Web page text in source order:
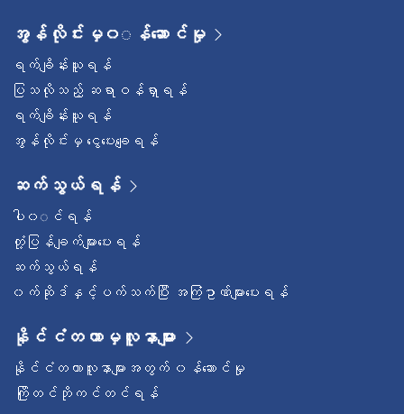
အွန်လိုင်းမှ၀◌န်ဆောင်မှု
ရက်ချိန်းယူရန်
ပြသလိုသည့် ဆရာဝန်ရှာရန်
ရက်ချိန်းယူရန်
အွန်လိုင်းမှ ငွေပေးချေရန်
ဆက်သွယ်ရန်
ပါ၀◌င်ရန်
တုံ့ပြန်ချက်များပေးရန်
ဆက်သွယ်ရန်
၀က်ဆိုဒ်နှင့်ပက်သက်ပြီး အကြံဥာဏ်များပေးရန်
နိုင်ငံတကာမှလူနာများ
နိုင်ငံတကာလူနာများအတွက် ၀န်ဆောင်မှု
ကြိုတင်ဘိုကင်တင်ရန်